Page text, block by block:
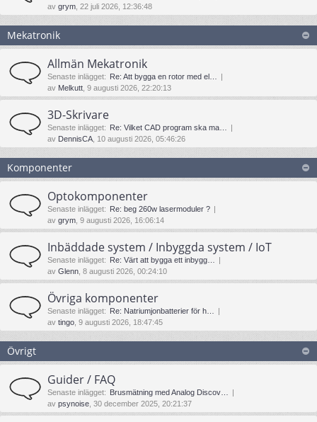
av grym , 22 juli 2026, 12:36:48
Mekatronik
Allmän Mekatronik
Senaste inlägget: Re: Att bygga en rotor med el…
av Melkutt , 9 augusti 2026, 22:20:13
3D-Skrivare
Senaste inlägget: Re: Vilket CAD program ska ma…
av DennisCA , 10 augusti 2026, 05:46:26
Komponenter
Optokomponenter
Senaste inlägget: Re: beg 260w lasermoduler ?
av grym , 9 augusti 2026, 16:06:14
Inbäddade system / Inbyggda system / IoT
Senaste inlägget: Re: Värt att bygga ett inbygg…
av Glenn , 8 augusti 2026, 00:24:10
Övriga komponenter
Senaste inlägget: Re: Natriumjonbatterier för h…
av tingo , 9 augusti 2026, 18:47:45
Övrigt
Guider / FAQ
Senaste inlägget: Brusmätning med Analog Discov…
av psynoise , 30 december 2025, 20:21:37